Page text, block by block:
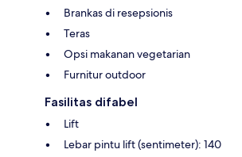
Brankas di resepsionis
Teras
Opsi makanan vegetarian
Furnitur outdoor
Fasilitas difabel
Lift
Lebar pintu lift (sentimeter): 140